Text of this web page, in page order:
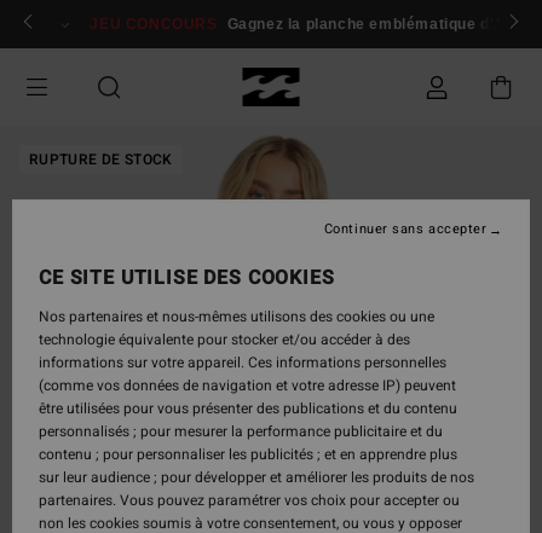
Passer
Se connecter / s'inscrire
JEU CONCOURS Gagnez la planche emblématique d'Andy
RUPTURE DE STOCK
CE SITE UTILISE DES COOKIES
Nos partenaires et nous-mêmes utilisons des cookies ou une
technologie équivalente pour stocker et/ou accéder à des
informations sur votre appareil. Ces informations personnelles
(comme vos données de navigation et votre adresse IP) peuvent
être utilisées pour vous présenter des publications et du contenu
personnalisés ; pour mesurer la performance publicitaire et du
contenu ; pour personnaliser les publicités ; et en apprendre plus
sur leur audience ; pour développer et améliorer les produits de nos
partenaires. Vous pouvez paramétrer vos choix pour accepter ou
non les cookies soumis à votre consentement, ou vous y opposer
Continuer sans accepter